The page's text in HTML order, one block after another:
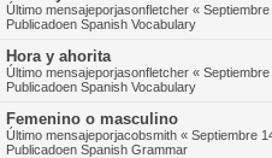
Último mensajeporjasonfletcher «
Publicadoen Spanish Vocabulary
Hora y ahorita
Último mensajeporjasonfletcher «
Publicadoen Spanish Vocabulary
Femenino o masculino
Último mensajeporjacobsmith « Septiembre
Publicadoen Spanish Grammar